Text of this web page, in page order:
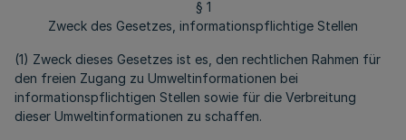
§ 1
Zweck des Gesetzes, informationspflichtige Stellen
(1) Zweck dieses Gesetzes ist es, den rechtlichen Rahmen für
den freien Zugang zu Umweltinformationen bei
informationspflichtigen Stellen sowie für die Verbreitung
dieser Umweltinformationen zu schaffen.